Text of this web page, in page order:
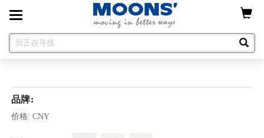
Toggle
navigation
品牌:
价格: CNY